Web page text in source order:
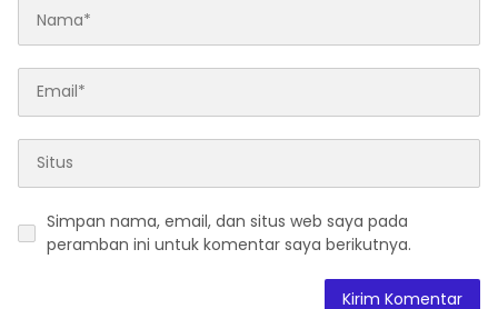
Simpan nama, email, dan situs web saya pada
peramban ini untuk komentar saya berikutnya.